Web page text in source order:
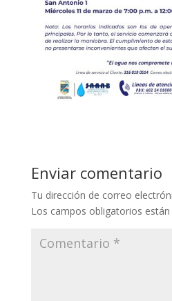
Enviar comentario
Tu dirección de correo
Los campos obligatorios